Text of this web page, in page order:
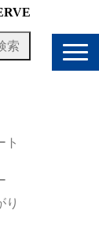
N
ト
り